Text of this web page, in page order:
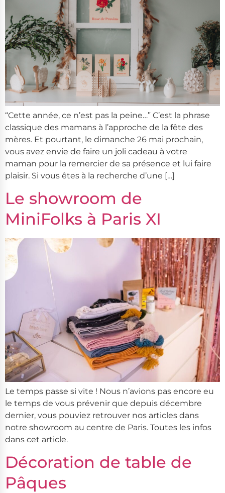
“Cette année, ce n’est pas la peine…” C’est la phrase
classique des mamans à l’approche de la fête des
mères. Et pourtant, le dimanche 26 mai prochain,
vous avez envie de faire un joli cadeau à votre
maman pour la remercier de sa présence et lui faire
plaisir. Si vous êtes à la recherche d’une […]
Le showroom de
MiniFolks à Paris XI
Le temps passe si vite ! Nous n’avions pas encore eu
le temps de vous prévenir que depuis décembre
dernier, vous pouviez retrouver nos articles dans
notre showroom au centre de Paris. Toutes les infos
dans cet article.
Décoration de table de
Pâques